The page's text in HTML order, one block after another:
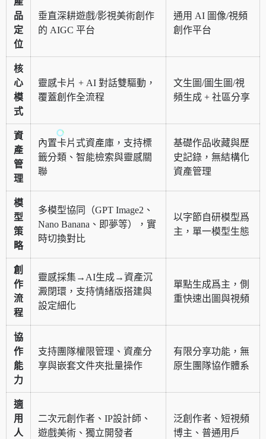
品
定
位
垂直深耕遊戲/影視美術創作
的 AIGC 平台
通用 AI 圖像/視頻
創作平台
核
心
模
式
靈感卡片 + AI 對話雙驅動，
覆蓋創作全流程
文生圖/圖生圖/視
頻生成 + 社區分享
資
產
管
理
內置卡片式資產庫，支持標
籤分類、智能檢索與靈感關
聯
基礎作品收藏與歷
史記錄，無結構化
資產管理
模
型
策
略
多模型協同（GPT Image2、
Nano Banana、即夢等），實
時切換對比
以字節自研模型爲
主，單一模型生態
創
作
流
程
靈感採集→AI生成→資產沉
澱閉環，支持情緒版搭建與
設定細化
單點生成爲主，側
重快速出圖與視頻
協
作
能
力
支持團隊權限管理、資產分
享與嵌套文件夾批量操作
有限分享功能，無
原生團隊協作體系
適
用
人
二次元創作者、IP設計師、
遊戲美術、獨立開發者
泛創作者、短視頻
博主、普通用戶